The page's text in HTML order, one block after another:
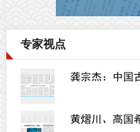
专家视点
龚宗杰：中国
黄熠川、高国